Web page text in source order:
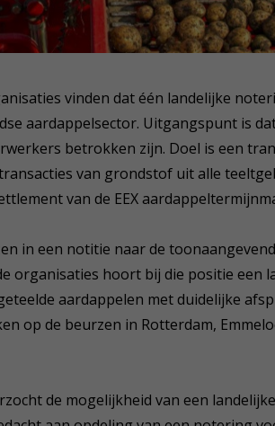
vinden dat één landelijke
aardappelsector. Uitgangspunt is
betrokken zijn. Doel is een
van grondstof uit alle
van de EEX
in een notitie naar de
organisaties hoort bij die positie een
aardappelen met duidelijke
op de beurzen in Rotterdam,
de mogelijkheid van een